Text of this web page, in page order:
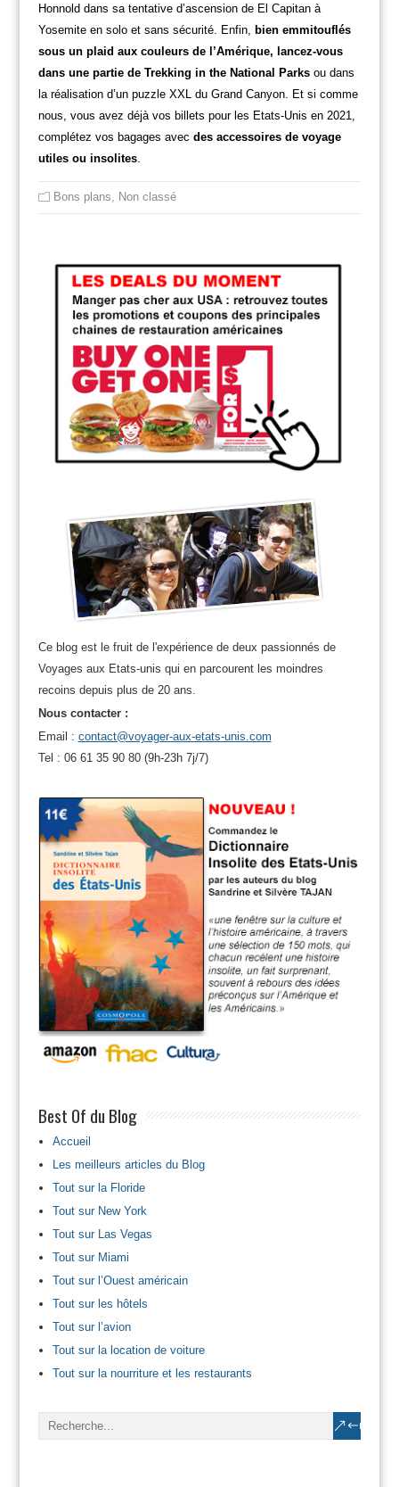
Honnold dans sa tentative d’ascension de El Capitan à
Yosemite en solo et sans sécurité. Enfin,
bien emmitouflés
sous un plaid aux couleurs de l’Amérique, lancez-vous
dans une partie de Trekking in the National Parksou dans
la réalisation d’un puzzle XXL du Grand Canyon. Et si comme
nous, vous avez déjà vos billets pour les Etats-Unis en 2021,
complétez vos bagages avec des accessoires de voyage
utiles ou insolites.
Bons plans Non classé
Ce blog est le fruit de l'expérience de deux passionnés de
Voyages aux Etats-unis qui en parcourent les moindres
recoins depuis plus de 20 ans.
Nous contacter :
Email : contact@voyager-aux-etats-unis.com
Tel : 06 61 35 90 80 (9h-23h 7j/7)
Best Of du Blog
Accueil
Les meilleurs articles du Blog
Tout sur la Floride
Tout sur New York
Tout sur Las Vegas
Tout sur Miami
Tout sur l’Ouest américain
Tout sur les hôtels
Tout sur l’avion
Tout sur la location de voiture
Tout sur la nourriture et les restaurants